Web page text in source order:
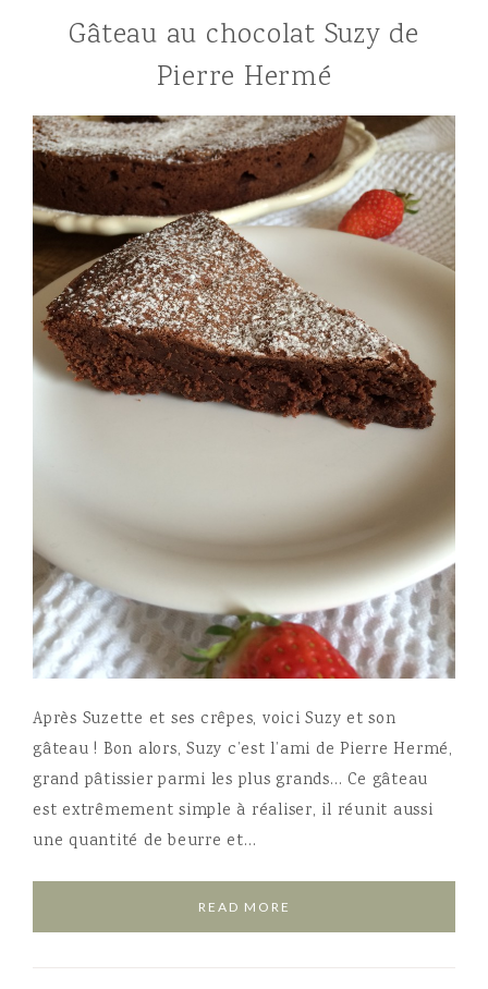
Gâteau au chocolat Suzy de
Pierre Hermé
Après Suzette et ses crêpes, voici Suzy et son
gâteau ! Bon alors, Suzy c’est l’ami de Pierre Hermé,
grand pâtissier parmi les plus grands… Ce gâteau
est extrêmement simple à réaliser, il réunit aussi
une quantité de beurre et…
READ MORE